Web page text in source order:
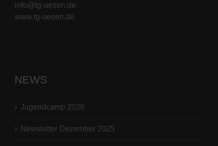
info@tg-uesen.de
www.tg-uesen.de
NEWS
Jugendcamp 2026
Newsletter Dezember 2025